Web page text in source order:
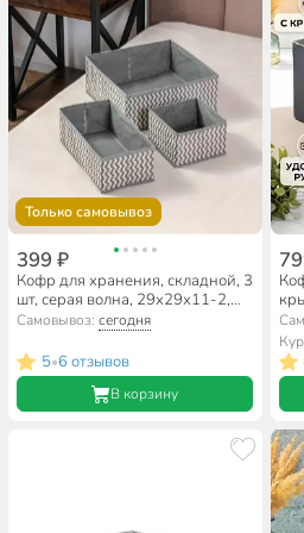
Только самовывоз
399 ₽
Кофр для хранения, складной, 3
шт, серая волна, 29х29х11-2,
28х13х5х9.8-2, 15х15х10-2,
Самовывоз:сегодня
5•6 отзывов
В корзину
см,